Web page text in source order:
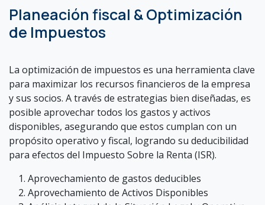
Planeación fiscal & Optimización
de Impuestos
La optimización de impuestos es una herramienta clave
para maximizar los recursos financieros de la empresa
y sus socios. A través de estrategias bien diseñadas, es
posible aprovechar todos los gastos y activos
disponibles, asegurando que estos cumplan con un
propósito operativo y fiscal, logrando su deducibilidad
para efectos del Impuesto Sobre la Renta (ISR).
Aprovechamiento de gastos deducibles
Aprovechamiento de Activos Disponibles